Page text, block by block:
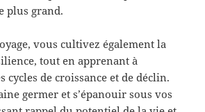
plus grand.
vous cultivez également la
tout en apprenant à
cycles de croissance et de déclin.
germer et s’épanouir sous vos